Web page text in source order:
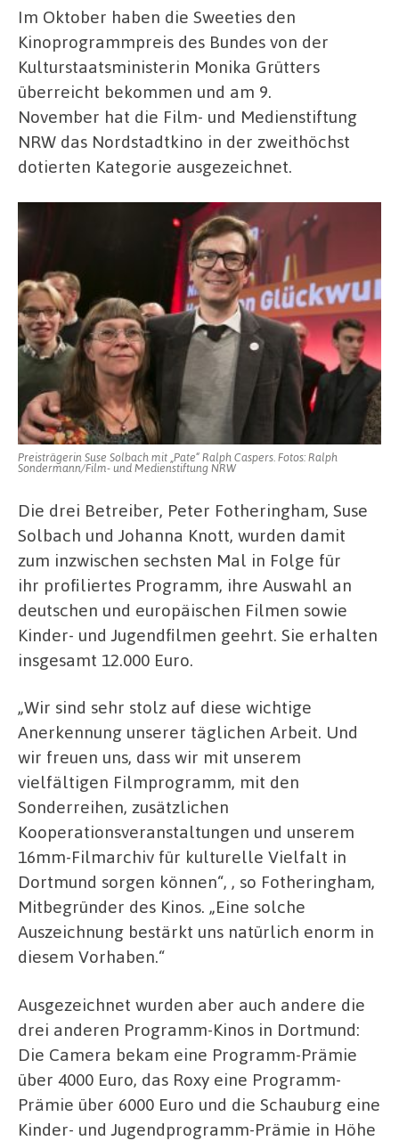
Im Oktober haben die Sweeties den
Kinoprogrammpreis des Bundes von der
Kulturstaatsministerin Monika Grütters
überreicht bekommen und am 9.
November hat die Film- und Medienstiftung
NRW das Nordstadtkino in der zweithöchst
dotierten Kategorie ausgezeichnet.
Preisträgerin Suse Solbach mit „Pate“ Ralph Caspers. Fotos: Ralph
Sondermann/Film- und Medienstiftung NRW
Die drei Betreiber, Peter Fotheringham, Suse
Solbach und Johanna Knott, wurden damit
zum inzwischen sechsten Mal in Folge für
ihr profiliertes Programm, ihre Auswahl an
deutschen und europäischen Filmen sowie
Kinder- und Jugendfilmen geehrt. Sie erhalten
insgesamt 12.000 Euro.
„Wir sind sehr stolz auf diese wichtige
Anerkennung unserer täglichen Arbeit. Und
wir freuen uns, dass wir mit unserem
vielfältigen Filmprogramm, mit den
Sonderreihen, zusätzlichen
Kooperationsveranstaltungen und unserem
16mm-Filmarchiv für kulturelle Vielfalt in
Dortmund sorgen können“, , so Fotheringham,
Mitbegründer des Kinos. „Eine solche
Auszeichnung bestärkt uns natürlich enorm in
diesem Vorhaben.“
Ausgezeichnet wurden aber auch andere die
drei anderen Programm-Kinos in Dortmund:
Die Camera bekam eine Programm-Prämie
über 4000 Euro, das Roxy eine Programm-
Prämie über 6000 Euro und die Schauburg eine
Kinder- und Jugendprogramm-Prämie in Höhe